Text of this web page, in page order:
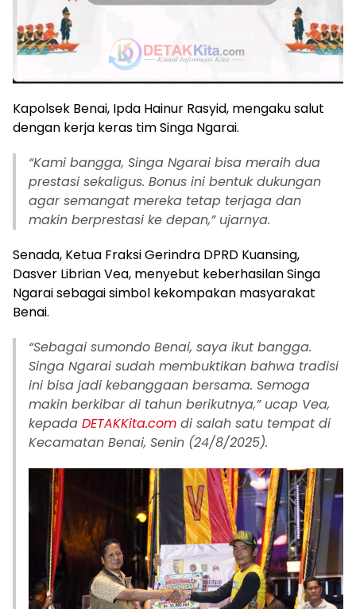
Kapolsek Benai, Ipda Hainur Rasyid, mengaku salut
dengan kerja keras tim Singa Ngarai.
“Kami bangga, Singa Ngarai bisa meraih dua
prestasi sekaligus. Bonus ini bentuk dukungan
agar semangat mereka tetap terjaga dan
makin berprestasi ke depan,” ujarnya.
Senada, Ketua Fraksi Gerindra DPRD Kuansing,
Dasver Librian Vea, menyebut keberhasilan Singa
Ngarai sebagai simbol kekompakan masyarakat
Benai.
“Sebagai sumondo Benai, saya ikut bangga.
Singa Ngarai sudah membuktikan bahwa tradisi
ini bisa jadi kebanggaan bersama. Semoga
makin berkibar di tahun berikutnya,” ucap Vea,
kepada DETAKKita.com di salah satu tempat di
Kecamatan Benai, Senin (24/8/2025).